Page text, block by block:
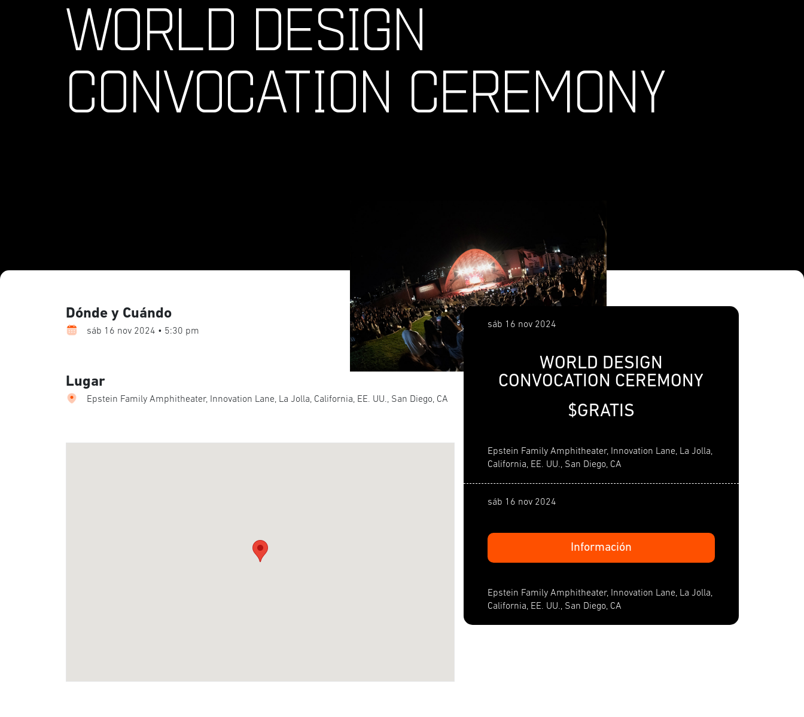
WORLD DESIGN
CONVOCATION CEREMONY
Dónde y Cuándo
sáb 16 nov 2024 • 5:30 pm
Lugar
Epstein Family Amphitheater, Innovation Lane, La Jolla, California, EE. UU., San Diego, CA
sáb 16 nov 2024
WORLD DESIGN
CONVOCATION CEREMONY
$GRATIS
Epstein Family Amphitheater, Innovation Lane, La Jolla,
California, EE. UU., San Diego, CA
sáb 16 nov 2024
Información
Epstein Family Amphitheater, Innovation Lane, La Jolla,
California, EE. UU., San Diego, CA